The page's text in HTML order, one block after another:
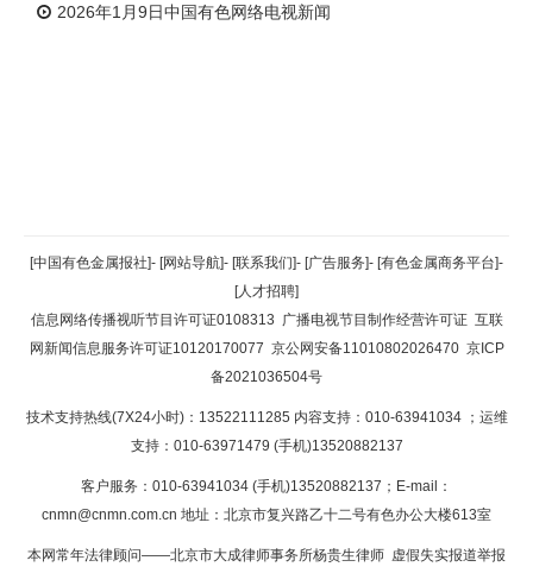
2026年1月9日中国有色网络电视新闻
返回顶部
返回首页
[中国有色金属报社]- [网站导航]- [联系我们]- [广告服务]- [有色金属商务平台]-
[人才招聘]
信息网络传播视听节目许可证0108313 广播电视节目制作经营许可证 互联
网新闻信息服务许可证10120170077 京公网安备11010802026470 京ICP
备2021036504号
技术支持热线(7X24小时)：13522111285 内容支持：010-63941034 ；运维
支持：010-63971479 (手机)13520882137
客户服务：010-63941034 (手机)13520882137；E-mail：
cnmn@cnmn.com.cn 地址：北京市复兴路乙十二号有色办公大楼613室
本网常年法律顾问——北京市大成律师事务所杨贵生律师 虚假失实报道举报